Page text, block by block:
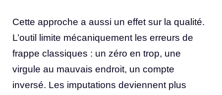
Cette approche a aussi un effet sur la qualité.
L’outil limite mécaniquement les erreurs de
frappe classiques : un zéro en trop, une
virgule au mauvais endroit, un compte
inversé. Les imputations deviennent plus